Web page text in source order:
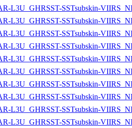
L3U_GHRSST-SSTsubskin-
L3U_GHRSST-SSTsubskin-
L3U_GHRSST-SSTsubskin-
L3U_GHRSST-SSTsubskin-
L3U_GHRSST-SSTsubskin-
L3U_GHRSST-SSTsubskin-
L3U_GHRSST-SSTsubskin-
L3U_GHRSST-SSTsubskin-
L3U_GHRSST-SSTsubskin-
L3U_GHRSST-SSTsubskin-